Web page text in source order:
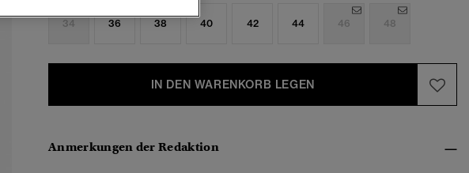
34 36 38 40 42 44 46 48
IN DEN WARENKORB LEGEN
Anmerkungen der Redaktion